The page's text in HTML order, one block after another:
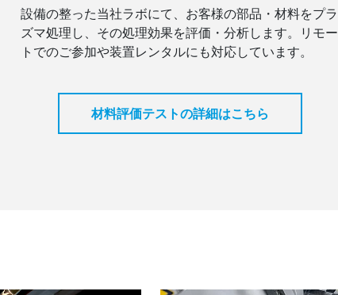
設備の整った当社ラボにて、お客様の部品・材料をプラ
ズマ処理し、その処理効果を評価・分析します。リモー
トでのご参加や装置レンタルにも対応しています。
材料評価テストの詳細はこちら